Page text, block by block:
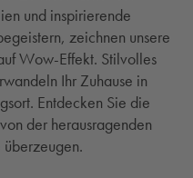
und inspirierende
zeichnen unsere
Wow-Effekt. Stilvolles
Ihr Zuhause in
Entdecken Sie die
der herausragenden